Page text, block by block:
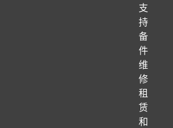
支
持
备
件
维
修
租
赁
和